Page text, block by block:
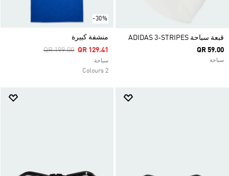
قبعة سباحة ADIDAS 3-STRIPES
QR 59.00
سباحة
-30%
منشفة كبيرة
Price Reduced From
QR 199.00ToQR 129.41
سباحة
2 Colours